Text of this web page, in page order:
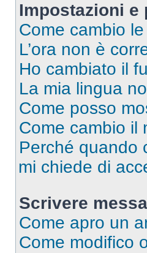
Impostazioni e
Come cambio
L’ora non è
Ho cambiato il
La mia lingua
Come posso
Come cambio il
Perché quando
mi chiede di
Scrivere
Come apro un
Come modifico